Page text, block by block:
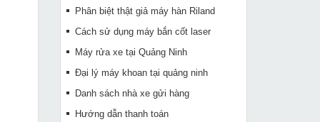
Phân biệt thật giả máy hàn Riland
Cách sử dụng máy bắn cốt laser
Máy rửa xe tại Quảng Ninh
Đại lý máy khoan tại quảng ninh
Danh sách nhà xe gửi hàng
Hướng dẫn thanh toán